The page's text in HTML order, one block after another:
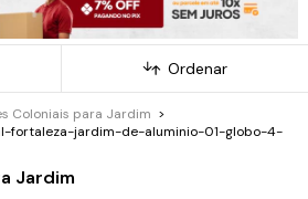
Ordenar
Coloniais para Jardim >
fortaleza-jardim-de-aluminio-01-globo-4-
Jardim